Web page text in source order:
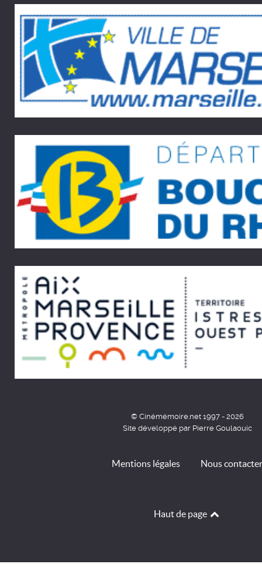
© Cinémémoire.net 1997 - 2026
Site développé par Pierre Goulaouic
Mentions légales Nous contacter
Haut de page